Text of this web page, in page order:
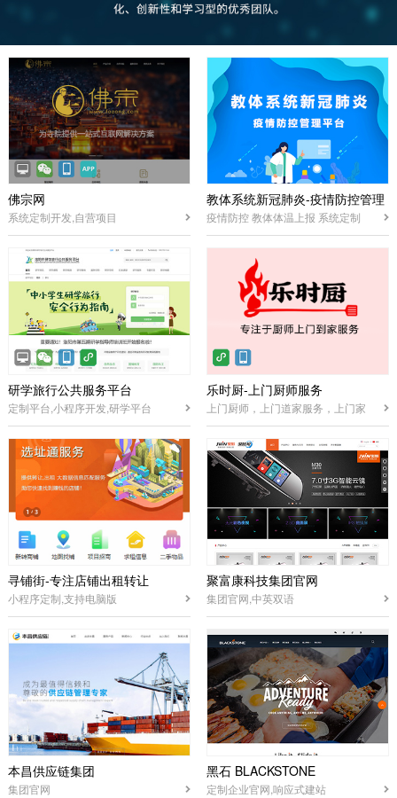
佛宗网
系统定制开发,自营项目
教体系统新冠肺炎-疫情防控管理
平台
疫情防控 教体体温上报 系统定制
研学旅行公共服务平台
定制平台,小程序开发,研学平台
乐时厨-上门厨师服务
上门厨师，上门道家服务，上门家
政
寻铺街-专注店铺出租转让
小程序定制,支持电脑版
聚富康科技集团官网
集团官网,中英双语
本昌供应链集团
集团官网
黑石 BLACKSTONE
定制企业官网,响应式建站